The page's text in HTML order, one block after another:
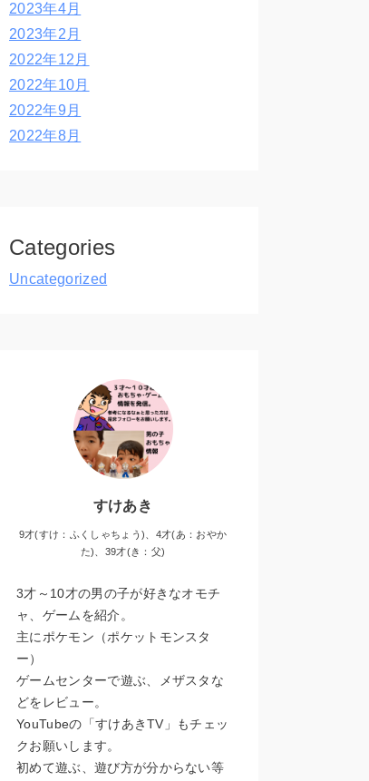
2023年4月
2023年2月
2022年12月
2022年10月
2022年9月
2022年8月
Categories
Uncategorized
すけあき
9才(すけ：ふくしゃちょう)、4才(あ：おやか
た)、39才(き：父)
3才～10才の男の子が好きなオモチ
ャ、ゲームを紹介。
主にポケモン（ポケットモンスタ
ー）
ゲームセンターで遊ぶ、メザスタな
どをレビュー。
YouTubeの「すけあきTV」もチェッ
クお願いします。
初めて遊ぶ、遊び方が分からない等